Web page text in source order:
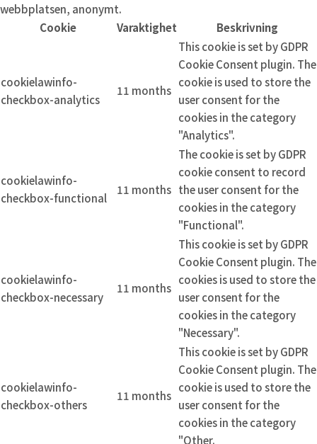
webbplatsen, anonymt.
Cookie
Varaktighet Beskrivning
cookielawinfo-
checkbox-analytics
11 months
This cookie is set by GDPR
Cookie Consent plugin. The
cookie is used to store the
user consent for the
cookies in the category
"Analytics".
cookielawinfo-
checkbox-functional
11 months
The cookie is set by GDPR
cookie consent to record
the user consent for the
cookies in the category
"Functional".
cookielawinfo-
checkbox-necessary
11 months
This cookie is set by GDPR
Cookie Consent plugin. The
cookies is used to store the
user consent for the
cookies in the category
"Necessary".
cookielawinfo-
checkbox-others
11 months
This cookie is set by GDPR
Cookie Consent plugin. The
cookie is used to store the
user consent for the
cookies in the category
"Other.